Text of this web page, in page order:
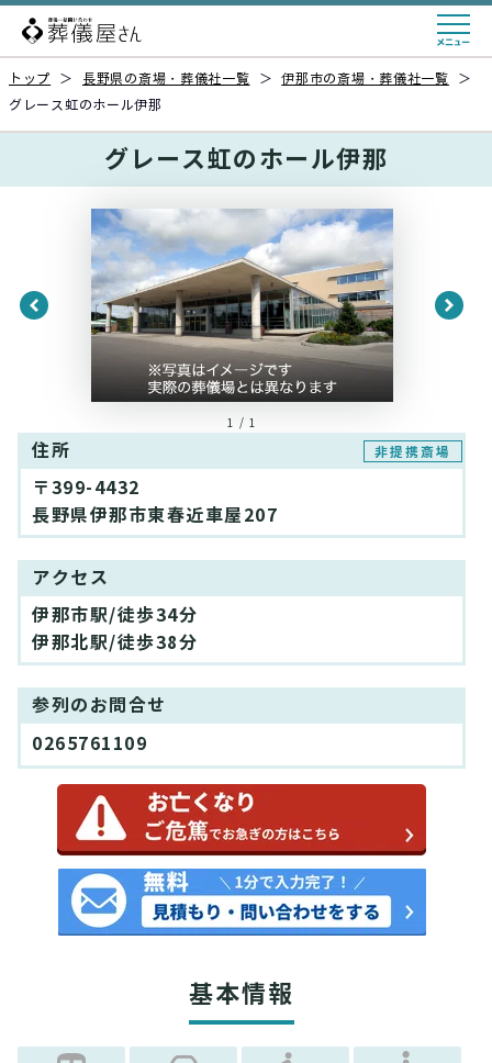
トップ ＞ 長野県の斎場・葬儀社一覧 ＞ 伊那市の斎場・葬儀社一覧
＞
グレース虹のホール伊那
グレース虹のホール伊那
1 / 1
住所 非提携斎場
〒399-4432
長野県伊那市東春近車屋207
アクセス
伊那市駅/徒歩34分
伊那北駅/徒歩38分
参列のお問合せ
0265761109
基本情報